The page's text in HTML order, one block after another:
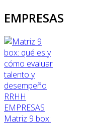
EMPRESAS
RRHH
EMPRESAS
Matriz 9 box: